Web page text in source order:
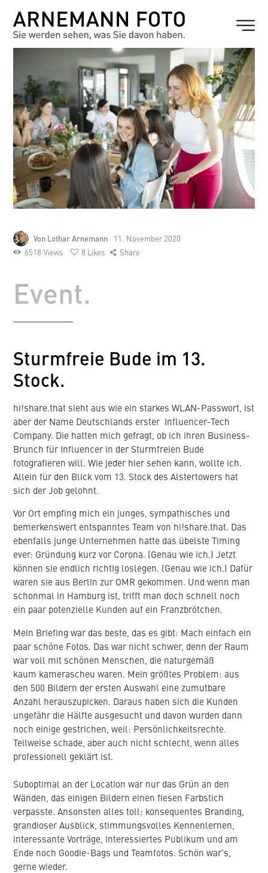
Von Lothar Arnemann 11. November 2020
6518 Views 8 Likes Share
Event.
Sturmfreie Bude im 13.
Stock.
hi!share.that sieht aus wie ein starkes WLAN-Passwort, ist
aber der Name Deutschlands erster Influencer-Tech
Company. Die hatten mich gefragt, ob ich ihren Business-
Brunch für Influencer in der Sturmfreien Bude
fotografieren will. Wie jeder hier sehen kann, wollte ich.
Allein für den Blick vom 13. Stock des Alstertowers hat
sich der Job gelohnt.
Vor Ort empfing mich ein junges, sympathisches und
bemerkenswert entspanntes Team von hi!share.that. Das
ebenfalls junge Unternehmen hatte das übelste Timing
ever: Gründung kurz vor Corona. (Genau wie ich.) Jetzt
können sie endlich richtig loslegen. (Genau wie ich.) Dafür
waren sie aus Berlin zur OMR gekommen. Und wenn man
schonmal in Hamburg ist, trifft man doch schnell noch
ein paar potenzielle Kunden auf ein Franzbrötchen.
Mein Briefing war das beste, das es gibt: Mach einfach ein
paar schöne Fotos. Das war nicht schwer, denn der Raum
war voll mit schönen Menschen, die naturgemäß
kaum kamerascheu waren. Mein größtes Problem: aus
den 500 Bildern der ersten Auswahl eine zumutbare
Anzahl herauszupicken. Daraus haben sich die Kunden
ungefähr die Hälfte ausgesucht und davon wurden dann
noch einige gestrichen, weil: Persönlichkeitsrechte.
Teilweise schade, aber auch nicht schlecht, wenn alles
professionell geklärt ist.
Suboptimal an der Location war nur das Grün an den
Wänden, das einigen Bildern einen fiesen Farbstich
verpasste. Ansonsten alles toll: konsequentes Branding,
grandioser Ausblick, stimmungsvolles Kennenlernen,
interessante Vorträge, interessiertes Publikum und am
Ende noch Goodie-Bags und Teamfotos. Schön war’s,
gerne wieder.